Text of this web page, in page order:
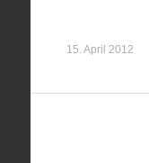
15. April 2012